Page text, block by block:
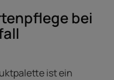
bei
ist ein